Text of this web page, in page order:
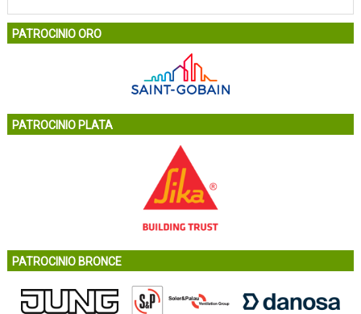
PATROCINIO ORO
PATROCINIO PLATA
PATROCINIO BRONCE